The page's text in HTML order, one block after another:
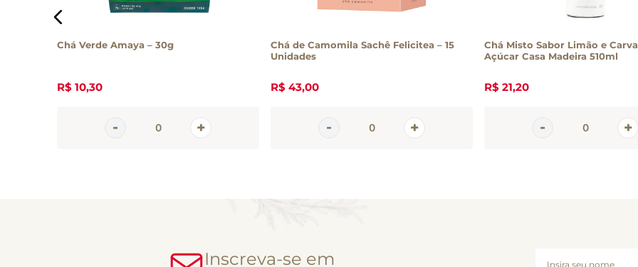
Chá Verde Amaya – 30g
R$ 10,30
Chá de Camomila Sachê Felicitea – 15
Unidades
R$ 43,00
Chá Misto Sabor Limão e
Açúcar Casa Madeira 510ml
R$ 21,20
Inscreva-se em